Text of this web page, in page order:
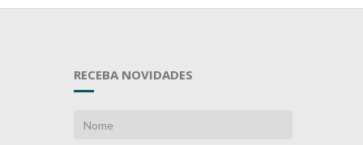
RECEBA NOVIDADES